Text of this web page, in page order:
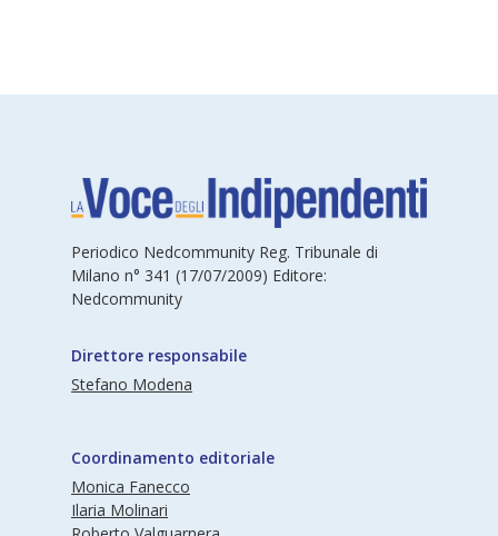
Periodico Nedcommunity Reg. Tribunale di
Milano n° 341 (17/07/2009) Editore:
Nedcommunity
Direttore responsabile
Stefano Modena
Coordinamento editoriale
Monica Fanecco
Ilaria Molinari